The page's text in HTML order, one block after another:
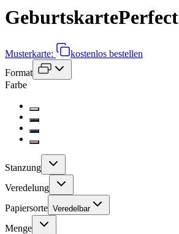
Geburtskarte
Musterkarte:
kostenlos bestellen
Format
Farbe
Stanzung
Veredelung
Papiersorte Veredelbar
Menge